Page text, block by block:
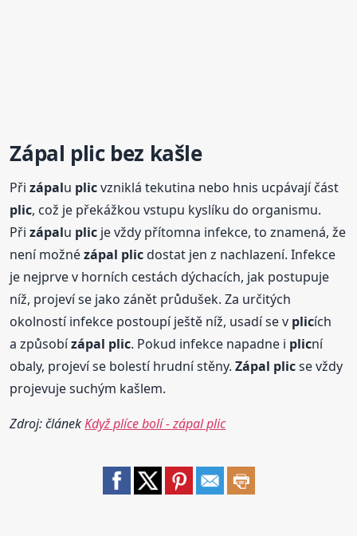
Zápal plicbez kašle
Přizápalu plicvzniklá tekutina nebo hnis ucpávají část
plic, což je překážkou vstupu kyslíku do organismu.
Přizápalu plic je vždy přítomna infekce, to znamená, že
není možnézápal plicdostat jen z nachlazení. Infekce
je nejprve v horních cestách dýchacích, jak postupuje
níž, projeví se jako zánět průdušek. Za určitých
okolností infekce postoupí ještě níž, usadí se v plicích
a způsobízápal plic. Pokud infekce napadne i plicní
obaly, projeví se bolestí hrudní stěny.Zápal plicse vždy
projevuje suchým kašlem.
Zdroj: článekKdyž plíce bolí - zápal plic